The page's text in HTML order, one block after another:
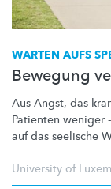
WARTEN AUFS
Bewegung
Aus Angst, das
Patienten weniger
auf das seelische
University of